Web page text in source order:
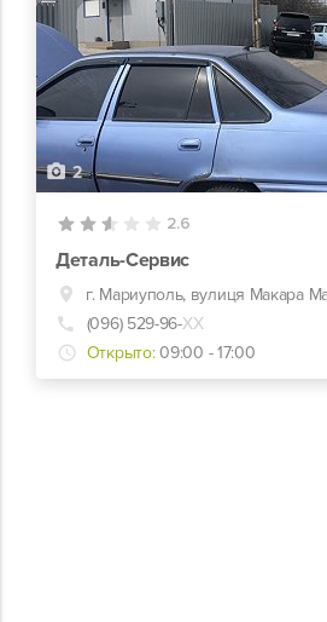
2
2.6
Деталь-Сервис
г. Мариуполь, вулиця Макара
(096) 529-96-ХХ
Открыто: 09:00 - 17:00